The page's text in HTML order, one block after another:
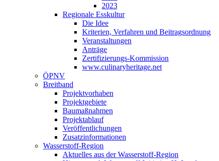
2023
Regionale Esskultur
Die Idee
Kriterien, Verfahren und Beitragsordnung
Veranstaltungen
Anträge
Zertifizierungs-Kommission
www.culinaryheritage.net
ÖPNV
Breitband
Projektvorhaben
Projektgebiete
Baumaßnahmen
Projektablauf
Veröffentlichungen
Zusatzinformationen
Wasserstoff-Region
Aktuelles aus der Wasserstoff-Region